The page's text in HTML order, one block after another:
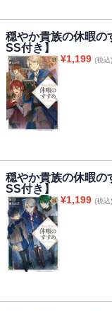
穏やか貴族の休暇の
SS付き】
¥1,199 (税込)
穏やか貴族の休暇の
SS付き】
¥1,199 (税込)